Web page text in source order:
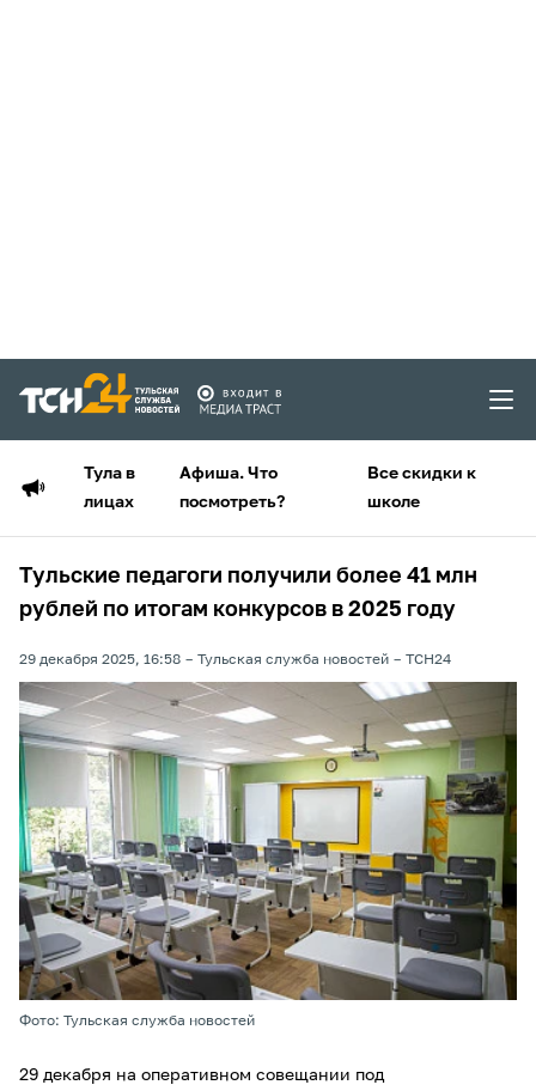
Тула в
лицах
Афиша. Что
посмотреть?
Все скидки к
школе
Тульские педагоги получили более 41 млн
рублей по итогам конкурсов в 2025 году
29 декабря 2025, 16:58 Тульская служба новостей ТСН24
Фото: Тульская служба новостей
29 декабря на оперативном совещании под